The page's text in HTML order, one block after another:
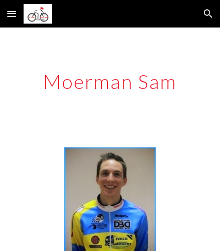
Skip to main content Skip to navigation
Moerman Sam